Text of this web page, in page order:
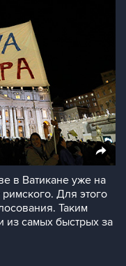
в Ватикане уже на
Для этого
Таким
из самых быстрых за